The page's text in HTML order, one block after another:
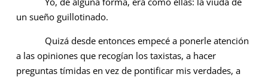
un sueño guillotinado.
Quizá desde entonces empecé a ponerle atención
a las opiniones que recogían los taxistas, a hacer
preguntas tímidas en vez de pontificar mis verdades, a